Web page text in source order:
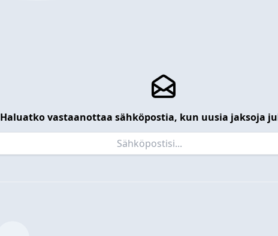
Haluatko vastaanottaa sähköpostia, kun uusia jaksoja